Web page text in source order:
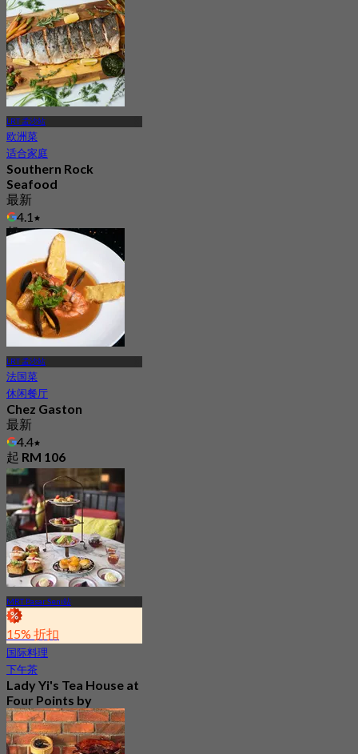
LRT 孟沙站
欧洲菜
适合家庭
Southern Rock
Seafood
最新
4.1
起RM 125
LRT 孟沙站
法国菜
休闲餐厅
Chez Gaston
最新
4.4
起 RM 106
MRT Pasar Seni站
15% 折扣
国际料理
下午茶
Lady Yi's Tea House at
Four Points by
Sheraton Kuala
Lumpur, Chinatown
最新